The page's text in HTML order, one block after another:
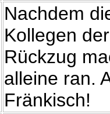
Nachdem
Kollegen
Rückzug
alleine ran.
Fränkisch!